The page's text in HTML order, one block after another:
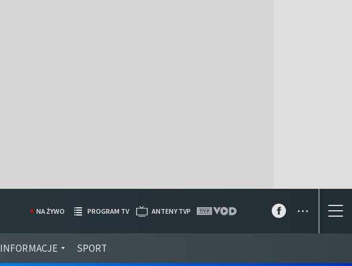
INFORMACJE SPORT
NA ŻYWO PROGRAM TV ANTENY TVP ...